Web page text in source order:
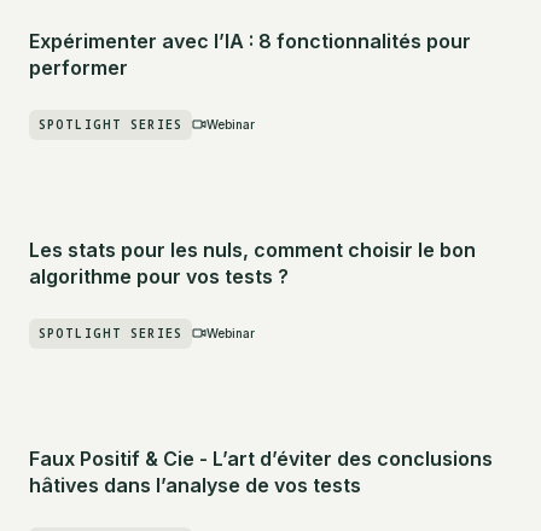
Expérimenter avec l’IA : 8 fonctionnalités pour
performer
SPOTLIGHT SERIES Webinar
Les stats pour les nuls, comment choisir le bon
algorithme pour vos tests ?
SPOTLIGHT SERIES Webinar
Faux Positif & Cie - L’art d’éviter des conclusions
hâtives dans l’analyse de vos tests